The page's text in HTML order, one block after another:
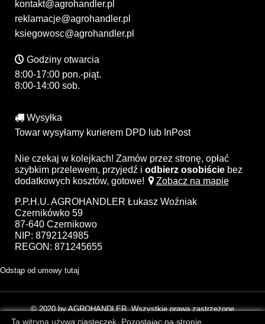
Ta witryna używa ciasteczek. Pozostając na stronie
kontakt@agrohandler.pl
reklamacje@agrohandler.pl
ksiegowosc@agrohandler.pl
Godziny otwarcia
8:00-17:00 pon.-piąt.
8:00-14:00 sob.
Wysyłka
Towar wysyłamy kurierem DPD lub InPost
Nie czekaj w kolejkach! Zamów przez stronę, opłać
szybkim przelewem, przyjedź i odbierz osobiście bez
dodatkowych kosztów, gotowe!
Zobacz na mapie
P.P.H.U. AGROHANDLER Łukasz Woźniak
Czernikówko 59
87-640 Czernikowo
NIP: 8792124985
REGON: 871245655
Odstąp od umowy tutaj
© 2020 by AGROHANDLER. Wszystkie prawa zastrzeżone